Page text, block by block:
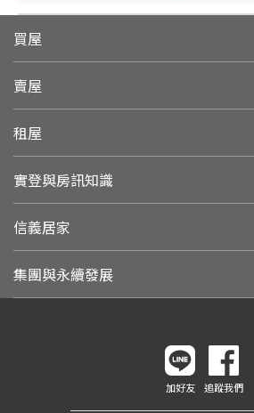
買屋
賣屋
租屋
實登與房訊知識
信義居家
集團與永續發展
加好友 追蹤我們